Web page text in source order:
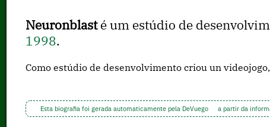
Neuronblasté um estúdio de
1998.
Como estúdio de desenvolvimento criou un
Esta biografia foi gerada automaticamente pela DeVuego a partir da